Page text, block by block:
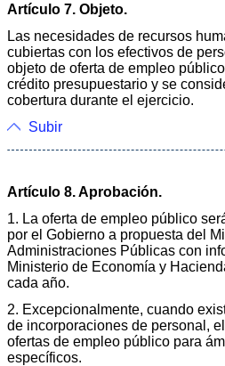
Artículo 7. Objeto.
Las necesidades de recursos
cubiertas con los efectivos de
objeto de oferta de empleo
crédito presupuestario y se
cobertura durante el ejercicio.
Subir
Artículo 8. Aprobación.
1. La oferta de empleo público
por el Gobierno a propuesta del
Administraciones Públicas con
Ministerio de Economía y
cada año.
2. Excepcionalmente, cuando
de incorporaciones de personal,
ofertas de empleo público para
específicos.